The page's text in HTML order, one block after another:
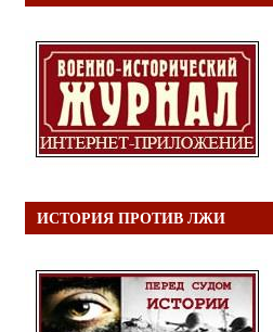
ИСТОРИЯ ПРОТИВ ЛЖИ